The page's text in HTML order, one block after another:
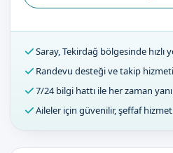
Saray, Tekirdağ bölgesinde hızlı
Randevu desteği ve takip hizmeti
7/24 bilgi hattı ile her zaman
Aileler için güvenilir, şeffaf hizmet